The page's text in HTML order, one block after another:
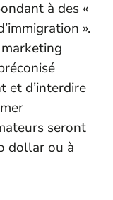
à des «
».
et d’interdire
seront
dollar ou à